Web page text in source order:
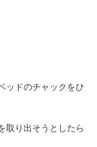
ッドのチャックをひ
取り出そうとしたら